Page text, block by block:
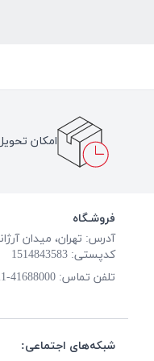
امکان
فروشـگاه
آدرس: تهران، میدان
کدپستی: 1514843583
تلفن تماس: 41688000-021
شبکه‌های اجتماعی: